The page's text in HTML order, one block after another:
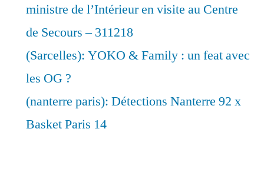
ministre de l’Intérieur en visite au Centre
de Secours – 311218
(Sarcelles): YOKO & Family : un feat avec
les OG ?
(nanterre paris): Détections Nanterre 92 x
Basket Paris 14